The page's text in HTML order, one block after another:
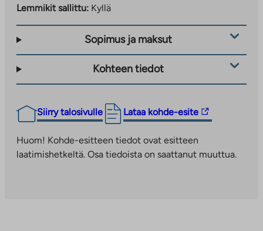
Lemmikit sallittu: Kyllä
Sopimus ja maksut
Kohteen tiedot
Siirry talosivulle Lataa kohde-esite
Linkki
ulkopuoliseen
palveluun.
Huom! Kohde-esitteen tiedot ovat esitteen
laatimishetkeltä. Osa tiedoista on saattanut muuttua.